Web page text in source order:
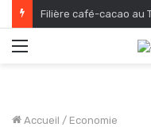
Accueil / Economie